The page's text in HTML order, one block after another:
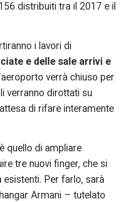
distribuiti tra il 2017 e il
i lavori di
e delle sale arrivi e
verrà chiuso per
verranno dirottati su
di rifare interamente
quello di ampliare
tre nuovi finger, che si
esistenti. Per farlo, sarà
Armani – tutelato